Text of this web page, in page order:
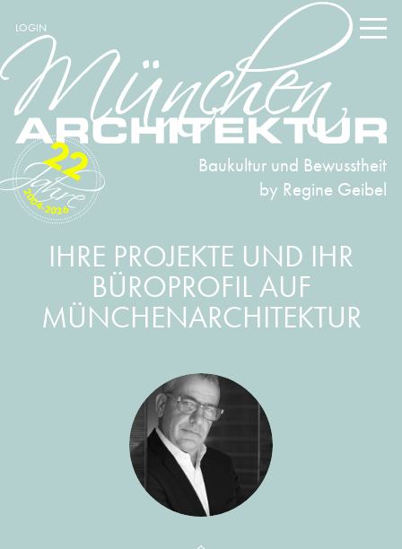
LOGIN
Baukultur und Bewusstheit
by Regine Geibel
2004-2026
22
IHRE PROJEKTE UND IHR
BÜROPROFIL AUF
MÜNCHENARCHITEKTUR